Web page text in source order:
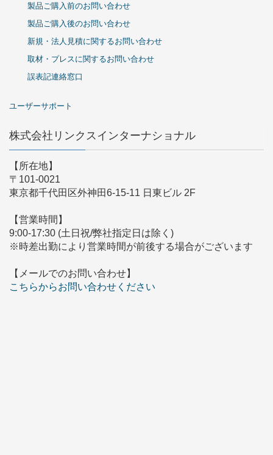
製品ご購入前のお問い合わせ
製品ご購入後のお問い合わせ
新規・法人見積に関するお問い合わせ
取材・プレスに関するお問い合わせ
誤表記連絡窓口
ユーザーサポート
株式会社リンクスインターナショナル
【所在地】
〒101-0021
東京都千代田区外神田6-15-11 日東ビル 2F
【営業時間】
9:00-17:30 (土日祝/弊社指定日は除く)
※時差出勤により営業時間が前後する場合がございます
【メールでのお問い合わせ】
こちらからお問い合わせください